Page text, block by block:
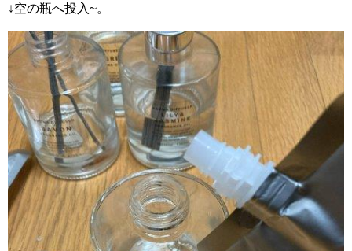
↓空の瓶へ投入~。